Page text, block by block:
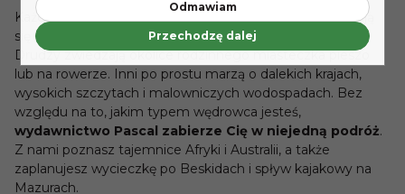
Każdy z nas ma w sobie coś z podróżnika. Jedni wybierają
się regularnie w dalekie wyprawy na inne kontynenty.
Drudzy zwiedzają okolice rodzinnego miasteczka pieszo
lub na rowerze. Inni po prostu marzą o dalekich krajach,
wysokich szczytach i malowniczych wodospadach. Bez
względu na to, jakim typem wędrowca jesteś,
wydawnictwo Pascal zabierze Cię w niejedną podróż.
Z nami poznasz tajemnice Afryki i Australii, a także
zaplanujesz wycieczkę po Beskidach i spływ kajakowy na
Mazurach.
Odmawiam
Przechodzę dalej